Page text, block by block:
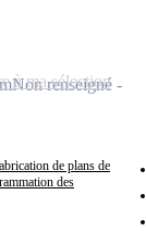
de plans de
des
Non renseigné
à ma sélection